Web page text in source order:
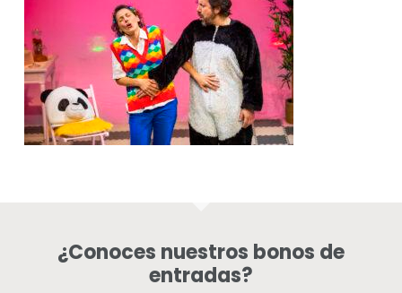
¿Conoces nuestros bonos de
entradas?